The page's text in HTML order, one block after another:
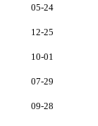
05-24
12-25
10-01
07-29
09-28